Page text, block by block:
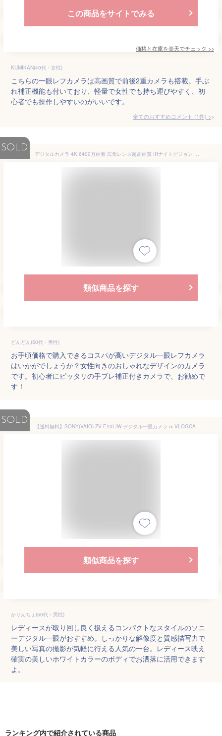
この商品をサイトでみる
価格と在庫を楽天でチェック >>
KUMIKAN(40代・女性)
こちらの一眼レフカメラは高画質で前後2重カメラも搭載。手ぶ
れ補正機能も付いており、軽量で女性でも持ち運びやすく、初
心者でも操作しやすいのがいいです。
全てのおすすめコメント (1件) >
SOLD
デジタルカメラ 4K 6400万画素 広角レンズ超高画質 IRナイトビジョン 安い 小型 3インチ画面 4800mAh大容量 カメラ ビデオカメラ 16倍ズーム 電子手ブレ補正 デジカメ 自撮り Wifi転送 一眼レフカメラ 2025 録画 録音
類似商品を探す
どんどん(50代・男性)
お手頃価格で購入できるコスパが高いデジタル一眼レフカメラ
はいかがでしょうか？女性向きのおしゃれなデザインのカメラ
です。初心者にピッタリの手ブレ補正付きカメラで、お勧めで
す！
SOLD
【送料無料】SONY(VAIO) ZV-E10L/W デジタル一眼カメラ α VLOGCAM ZV-E10 パワーズームレンズキット ホワイト【在庫目安:僅少】| カメラ ミラーレスデジタル一眼レフカメラ 一眼レフ カメラ デジタル一眼カメラ
類似商品を探す
かりんちょ(50代・男性)
レディースが取り回し良く扱えるコンパクトなスタイルのソニ
ーデジタル一眼がおすすめ。しっかりな解像度と質感描写力で
美しい写真の撮影が気軽に行える人気の一台。レディース映え
確実の美しいホワイトカラーのボディでお洒落に活用できます
よ。
ランキング内で紹介されている商品